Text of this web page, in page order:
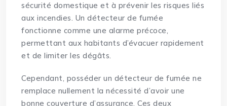
sécurité domestique et à prévenir les risques liés
aux incendies. Un détecteur de fumée
fonctionne comme une alarme précoce,
permettant aux habitants d’évacuer rapidement
et de limiter les dégâts.
Cependant, posséder un détecteur de fumée ne
remplace nullement la nécessité d’avoir une
bonne couverture d’assurance. Ces deux